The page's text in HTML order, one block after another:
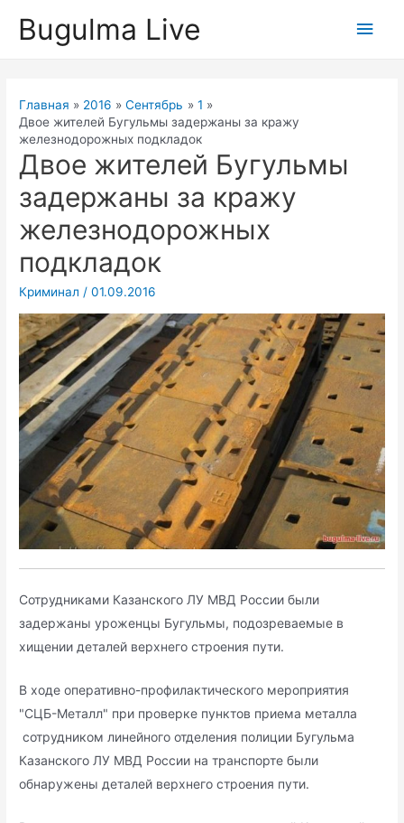
Bugulma Live
Главная 2016 Сентябрь
1
Двое жителей Бугульмы задержаны за кражу
железнодорожных подкладок
Двое жителей Бугульмы
задержаны за кражу
железнодорожных
подкладок
Криминал /01.09.2016
Сотрудниками Казанского ЛУ МВД России были
задержаны уроженцы Бугульмы, подозреваемые в
хищении деталей верхнего строения пути.
В ходе оперативно-профилактического мероприятия
"СЦБ-Металл" при проверке пунктов приема металла
сотрудником линейного отделения полиции Бугульма
Казанского ЛУ МВД России на транспорте были
обнаружены деталей верхнего строения пути.